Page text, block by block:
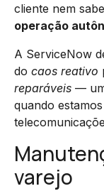
cliente nem
operação
A ServiceNow
do caos reativo
reparáveis —
quando
varejo